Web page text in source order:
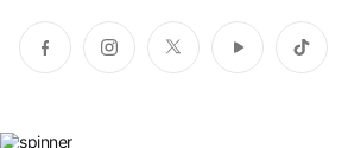
페
이
인
스
트
위
유
튜
틱
톡